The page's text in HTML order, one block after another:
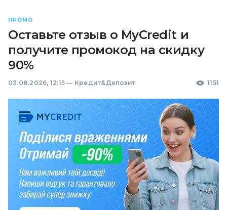
ПРОМО
Оставьте отзыв о MyCredit и
получите промокод на скидку
90%
03.08.2026, 12:15 — Кредит&Депозит 1151